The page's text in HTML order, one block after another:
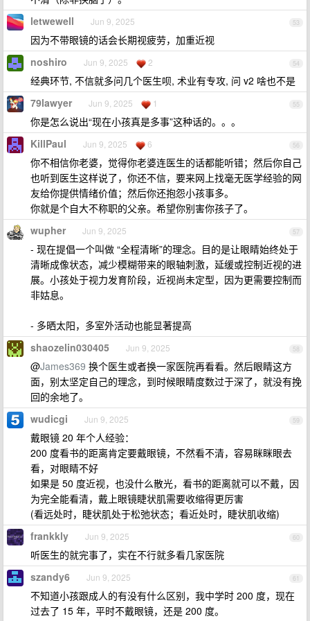
53
letwewell Jun 9, 2025
因为不带眼镜的话会长期视疲劳，加重近视
54
noshiro Jun 9, 2025 2
经典环节, 不信就多问几个医生呗, 术业有专攻, 问 v2 啥也不是
55
79lawyer Jun 9, 2025 1
你是怎么说出“现在小孩真是多事”这种话的。。。
56
KillPaul Jun 9, 2025 6
你不相信你老婆，觉得你老婆连医生的话都能听错；然后你自己
也听到医生这样说了，你还不信，要来网上找毫无医学经验的网
友给你提供情绪价值；然后你还抱怨小孩事多。
你就是个自大不称职的父亲。希望你别害你孩子了。
57
wupher Jun 9, 2025
- 现在提倡一个叫做 “全程清晰”的理念。目的是让眼睛始终处于
清晰成像状态，减少模糊带来的眼轴刺激，延缓或控制近视的进
展。小孩处于视力发育阶段，近视尚未定型，因为更需要控制而
非姑息。
- 多晒太阳，多室外活动也能显著提高
58
shaozelin030405 Jun 9, 2025
@James369 换个医生或者换一家医院再看看。然后眼睛这方
面，别太坚定自己的理念，到时候眼睛度数过于深了，就没有挽
回的余地了。
59
wudicgi Jun 9, 2025
戴眼镜 20 年个人经验：
200 度看书的距离肯定要戴眼镜，不然看不清，容易眯眯眼去
看，对眼睛不好
如果是 50 度近视，也没什么散光，看书的距离就可以不戴，因
为完全能看清，戴上眼镜睫状肌需要收缩得更厉害
(看远处时，睫状肌处于松弛状态；看近处时，睫状肌收缩)
60
frankkly Jun 9, 2025
听医生的就完事了，实在不行就多看几家医院
61
szandy6 Jun 9, 2025
不知道小孩跟成人的有没有什么区别，我中学时 200 度，现在
过去了 15 年，平时不戴眼镜，还是 200 度。